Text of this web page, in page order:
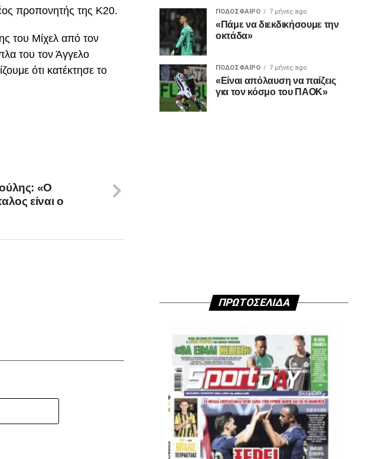
προπονητής της Κ20.
του Μίχελ από τον
του τον Άγγελο
ότι κατέκτησε το
«Ο
είναι ο
ΠΟΔΌΣΦΑΙΡΟ 7 μήνες ago
«Πάμε να διεκδικήσουμε την
οκτάδα»
ΠΟΔΌΣΦΑΙΡΟ 7 μήνες ago
«Είναι απόλαυση να παίζεις
για τον κόσμο του ΠΑΟΚ»
ΠΡΩΤΟΣΕΛΙΔΑ